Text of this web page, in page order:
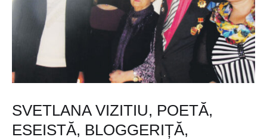
SVETLANA VIZITIU, POETĂ,
ESEISTĂ, BLOGGERIȚĂ,